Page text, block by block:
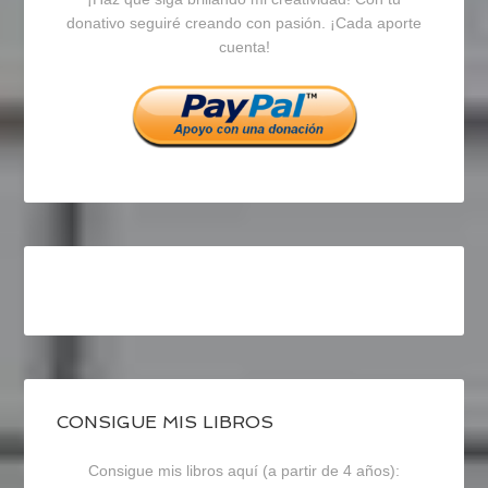
en
Facebook
en
Twitter
en
Instagram
donativo seguiré creando con pasión. ¡Cada aporte
cuenta!
CONSIGUE MIS LIBROS
Consigue mis libros aquí (a partir de 4 años):